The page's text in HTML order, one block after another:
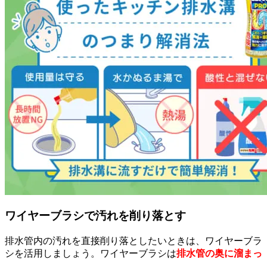
ワイヤーブラシで汚れを削り落とす
排水管内の汚れを直接削り落としたいときは、ワイヤーブラ
シを活用しましょう。ワイヤーブラシは排水管の奥に溜まっ